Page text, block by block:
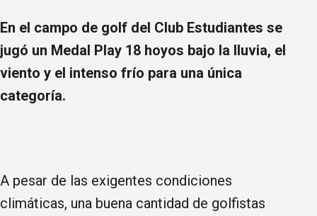
En el campo de golf del Club Estudiantes se
jugó un Medal Play 18 hoyos bajo la lluvia, el
viento y el intenso frío para una única
categoría.
A pesar de las exigentes condiciones
climáticas, una buena cantidad de golfistas